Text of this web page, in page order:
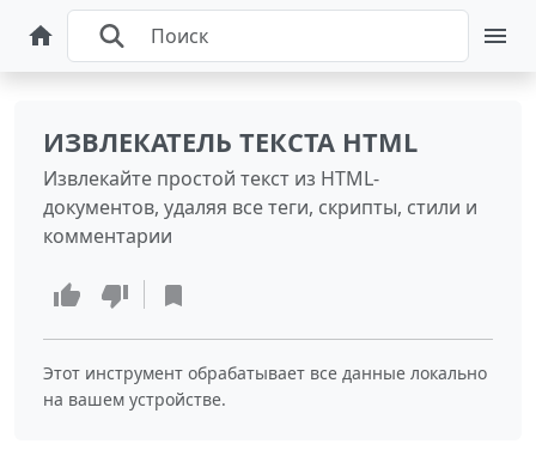
ИЗВЛЕКАТЕЛЬ ТЕКСТА HTML
Извлекайте простой текст из HTML-
документов, удаляя все теги, скрипты, стили и
комментарии
Этот инструмент обрабатывает все данные локально
на вашем устройстве.